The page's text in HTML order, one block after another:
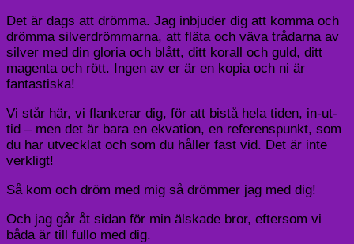
Det är dags att drömma. Jag inbjuder dig att komma och
drömma silverdrömmarna, att fläta och väva trådarna av
silver med din gloria och blått, ditt korall och guld, ditt
magenta och rött. Ingen av er är en kopia och ni är
fantastiska!
Vi står här, vi flankerar dig, för att bistå hela tiden, in-ut-
tid – men det är bara en ekvation, en referenspunkt, som
du har utvecklat och som du håller fast vid. Det är inte
verkligt!
Så kom och dröm med mig så drömmer jag med dig!
Och jag går åt sidan för min älskade bror, eftersom vi
båda är till fullo med dig.